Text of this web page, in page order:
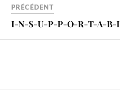
PRÉCÉDENT
I-N-S-U-P-P-O-R-T-A-B-